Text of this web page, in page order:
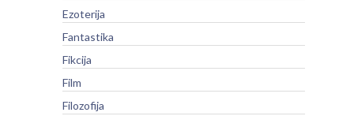
Ezoterija
Fantastika
Fikcija
Film
Filozofija